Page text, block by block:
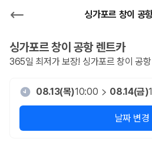
싱가포르 창이 공
싱가포르 창이 공항렌트카
365일 최저가 보장! 싱가포르 창이 공항
08.13(목)10:00 08.14(금)
날짜 변경